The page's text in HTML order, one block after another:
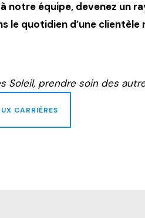
notre équipe, devenez un
le quotidien d’une clientèle
Soleil, prendre soin des
CARRIÈRES